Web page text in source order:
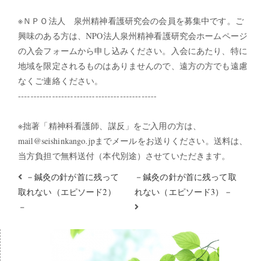
※ＮＰＯ法人 泉州精神看護研究会の会員を募集中です。ご
興味のある方は、NPO法人泉州精神看護研究会ホームページ
の入会フォームから申し込みください。入会にあたり、特に
地域を限定されるものはありませんので、遠方の方でも遠慮
なくご連絡ください。
---------------------------------------------
※拙著「精神科看護師、謀反」をご入用の方は、
mail@seishinkango.jpまでメールをお送りください。送料は、
当方負担で無料送付（本代別途）させていただきます。
－鍼灸の針が首に残って
取れない（エピソード2）
－
－鍼灸の針が首に残って取
れない（エピソード3）－